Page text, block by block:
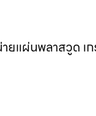
ยแผ่นพลาสวูด เ